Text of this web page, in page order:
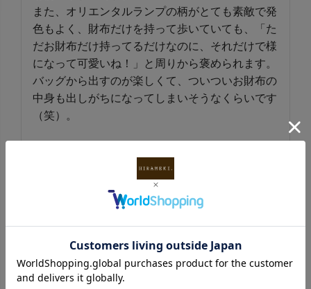
また、オリエンタルランプの柄がとても素敵で発
色もよく、財布だけを持って歩いていても、「た
だお財布だけ持ってるだけなのに、それだけで様
になって可愛いね！」と周りから褒められます。
バッグから出すのが楽しくて、ついついお財布の
中身も出しがちになってしまいそうなくらいです
（笑）。